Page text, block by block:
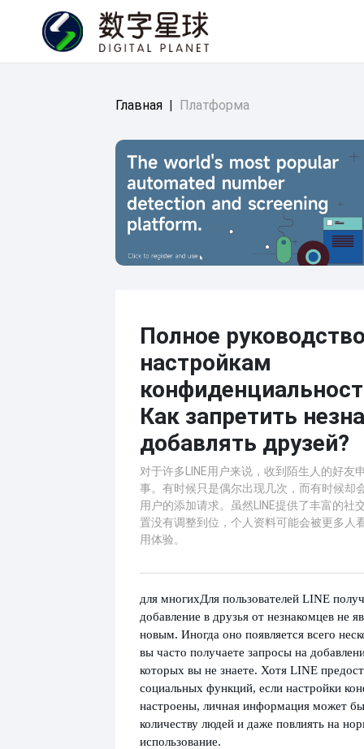
Главная | Платформа
Полное
настройкам
Как запретить
добавлять друзей?
对于许多LINE用户来说，收到陌生人的好友
事。有时候只是偶尔出现几次，而有时候却
用户的添加请求。虽然LINE提供了丰富的社
置没有调整到位，个人资料可能会被更多人
用体验。
для многихДля пользователей LINE
добавление в друзья от незнакомцев не
новым. Иногда оно появляется всего
вы часто получаете запросы на
которых вы не знаете. Хотя LINE
социальных функций, если настройки
настроены, личная информация может
количеству людей и даже повлиять на
использование.